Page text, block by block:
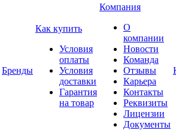
Бренды
Как купить
Условия
оплаты
Условия
доставки
Гарантия
на товар
Компания
О
компании
Новости
Команда
Отзывы
Карьера
Контакты
Реквизиты
Лицензии
Документы